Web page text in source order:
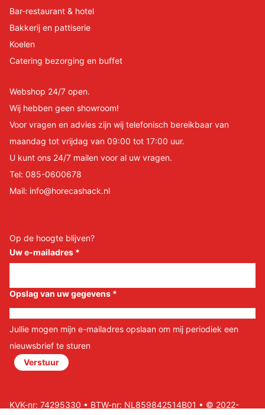
Bar-restaurant & hotel
Bakkerij en pattiserie
Koelen
Catering bezorging en buffet
Webshop 24/7 open.
Wij hebben geen showroom!
Voor vragen en advies zijn wij telefonisch bereikbaar van
maandag tot vrijdag van 09:00 tot 17:00 uur.
U kunt ons 24/7 mailen voor al uw vragen.
Tel: 085-0600678
Mail: info@horecashack.nl
Op de hoogte blijven?
Uw e-mailadres *
Opslag van uw gegevens *
Jullie mogen mijn e-mailadres opslaan om mij periodiek een
nieuwsbrief te sturen
Verstuur
KVK-nr: 74295330 • BTW-nr: NL859842514B01 • © 2022-